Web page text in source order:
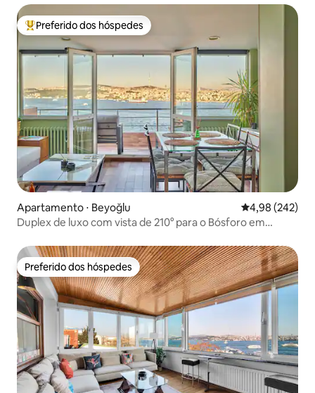
Entre os melhores preferidos dos hóspedes
Preferido dos hóspedes
Apartamento ⋅ Beyoğlu 4,98 de uma
4,98 (242)
Duplex de luxo com vista de 210° para o Bósforo em
Preferido dos hóspedes
Preferido dos hóspedes